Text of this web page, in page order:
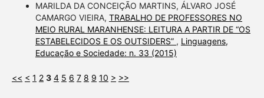
MARILDA DA CONCEIÇÃO MARTINS, ÁLVARO JOSÉ
CAMARGO VIEIRA, TRABALHO DE PROFESSORES NO
MEIO RURAL MARANHENSE: LEITURA A PARTIR DE “OS
ESTABELECIDOS E OS OUTSIDERS” , Linguagens,
Educação e Sociedade: n. 33 (2015)
<< < 1 2 3 4 5 6 7 8 9 10 > >>